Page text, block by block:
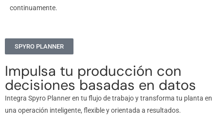
continuamente.
SPYRO PLANNER
Impulsa tu producción con
decisiones basadas en datos
Integra Spyro Planner en tu flujo de trabajo y transforma tu planta en
una operación inteligente, flexible y orientada a resultados.